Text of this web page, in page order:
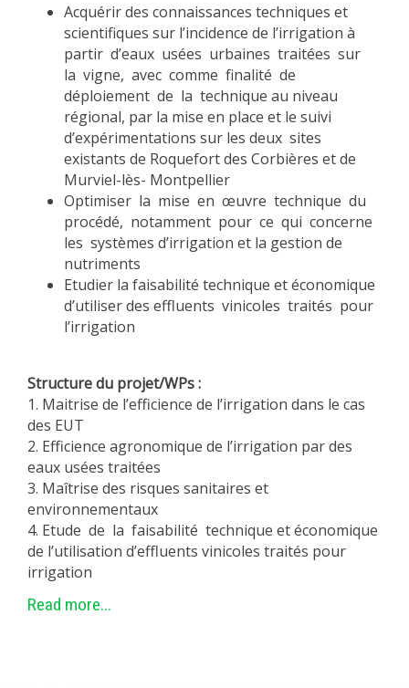
Acquérir des connaissances techniques et
scientifiques sur l’incidence de l’irrigation à
partir d’eaux usées urbaines traitées sur
la vigne, avec comme finalité de
déploiement de la technique au niveau
régional, par la mise en place et le suivi
d’expérimentations sur les deux sites
existants de Roquefort des Corbières et de
Murviel-lès- Montpellier
Optimiser la mise en œuvre technique du
procédé, notamment pour ce qui concerne
les systèmes d’irrigation et la gestion de
nutriments
Etudier la faisabilité technique et économique
d’utiliser des effluents vinicoles traités pour
l’irrigation
Structure du projet/WPs :
1. Maitrise de l’efficience de l’irrigation dans le cas
des EUT
2. Efficience agronomique de l’irrigation par des
eaux usées traitées
3. Maîtrise des risques sanitaires et
environnementaux
4. Etude de la faisabilité technique et économique
de l’utilisation d’effluents vinicoles traités pour
irrigation
Read more...